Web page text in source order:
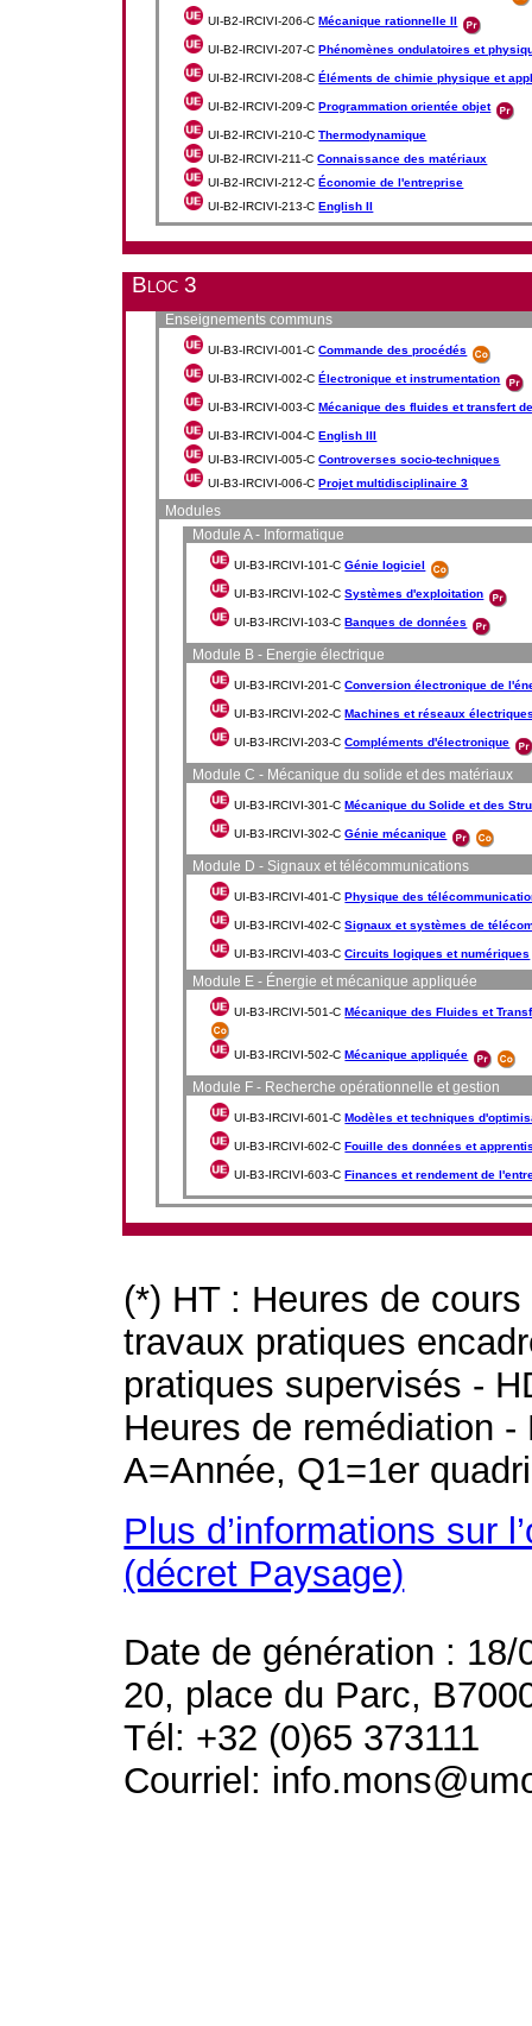
UI-B2-IRCIVI-206-CMécanique rationnelle II
UI-B2-IRCIVI-207-CPhénomènes ondulatoires et
UI-B2-IRCIVI-208-CÉléments de chimie physique et
UI-B2-IRCIVI-209-CProgrammation orientée objet
UI-B2-IRCIVI-210-CThermodynamique
UI-B2-IRCIVI-211-CConnaissance des matériaux
UI-B2-IRCIVI-212-CÉconomie de l'entreprise
UI-B2-IRCIVI-213-CEnglish II
Bloc 3
Enseignements communs
UI-B3-IRCIVI-001-CCommande des procédés
UI-B3-IRCIVI-002-CÉlectronique et instrumentation
UI-B3-IRCIVI-003-CMécanique des fluides et transfert
UI-B3-IRCIVI-004-CEnglish III
UI-B3-IRCIVI-005-CControverses socio-techniques
UI-B3-IRCIVI-006-CProjet multidisciplinaire 3
Modules
Module A - Informatique
UI-B3-IRCIVI-101-CGénie logiciel
UI-B3-IRCIVI-102-CSystèmes d'exploitation
UI-B3-IRCIVI-103-CBanques de données
Module B - Energie électrique
UI-B3-IRCIVI-201-CConversion électronique de
UI-B3-IRCIVI-202-CMachines et réseaux
UI-B3-IRCIVI-203-CCompléments d'électronique
Module C - Mécanique du solide et des matériaux
UI-B3-IRCIVI-301-CMécanique du Solide et des
UI-B3-IRCIVI-302-CGénie mécanique
Module D - Signaux et télécommunications
UI-B3-IRCIVI-401-CPhysique des
UI-B3-IRCIVI-402-CSignaux et systèmes de
UI-B3-IRCIVI-403-CCircuits logiques et numériques
Module E - Énergie et mécanique appliquée
UI-B3-IRCIVI-501-CMécanique des Fluides et
UI-B3-IRCIVI-502-CMécanique appliquée
Module F - Recherche opérationnelle et gestion
UI-B3-IRCIVI-601-CModèles et techniques
UI-B3-IRCIVI-602-CFouille des données et
UI-B3-IRCIVI-603-CFinances et rendement de
(*) HT : Heures de
travaux pratiques
pratiques supervisés -
Heures de remédiation
A=Année, Q1=1er
Plus d’informations sur
(décret Paysage)
Date de génération : 18/
20, place du Parc,
Tél: +32 (0)65 373111
Courriel: